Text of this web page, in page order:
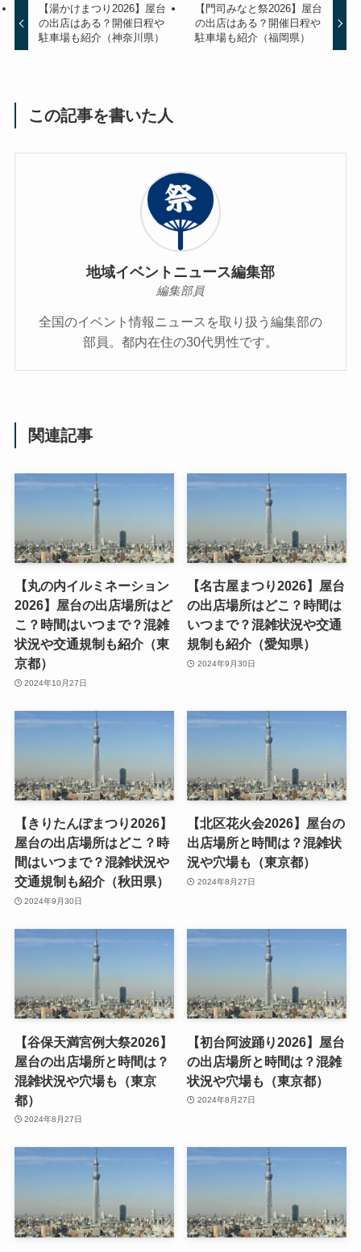
【湯かけまつり2026】屋台
の出店はある？開催日程や
駐車場も紹介（神奈川県）
【門司みなと祭2026】屋台
の出店はある？開催日程や
駐車場も紹介（福岡県）
この記事を書いた人
地域イベントニュース編集部
編集部員
全国のイベント情報ニュースを取り扱う編集部の
部員。都内在住の30代男性です。
関連記事
【丸の内イルミネーション
2026】屋台の出店場所はど
こ？時間はいつまで？混雑
状況や交通規制も紹介（東
京都）
2024年10月27日
【名古屋まつり2026】屋台
の出店場所はどこ？時間は
いつまで？混雑状況や交通
規制も紹介（愛知県）
2024年9月30日
【きりたんぽまつり2026】
屋台の出店場所はどこ？時
間はいつまで？混雑状況や
交通規制も紹介（秋田県）
2024年9月30日
【北区花火会2026】屋台の
出店場所と時間は？混雑状
況や穴場も（東京都）
2024年8月27日
【谷保天満宮例大祭2026】
屋台の出店場所と時間は？
混雑状況や穴場も（東京
都）
2024年8月27日
【初台阿波踊り2026】屋台
の出店場所と時間は？混雑
状況や穴場も（東京都）
2024年8月27日